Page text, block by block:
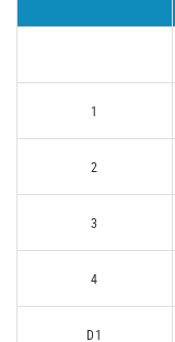
1
2
3
4
D1